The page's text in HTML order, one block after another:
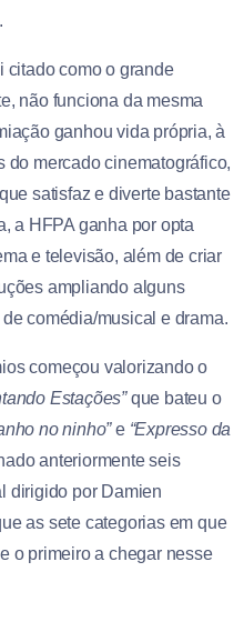
citado como o grande
não funciona da mesma
ganhou vida própria, à
do mercado cinematográfico,
satisfaz e diverte bastante
a HFPA ganha por opta
e televisão, além de criar
ampliando alguns
comédia/musical e drama.
começou valorizando o
Estações”que bateu o
no ninho”e“Expresso da
anteriormente seis
dirigido por Damien
as sete categorias em que
o primeiro a chegar nesse